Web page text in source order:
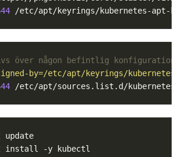
/etc/apt/keyrings/kubernetes-apt-
över någon befintlig
by=/etc/apt/keyrings/
/etc/apt/sources.list.d/